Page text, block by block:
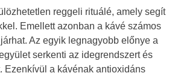
reggeli rituálé, amely segít
Emellett azonban a kávé számos
Az egyik legnagyobb előnye a
serkenti az idegrendszert és
Ezenkívül a kávénak antioxidáns